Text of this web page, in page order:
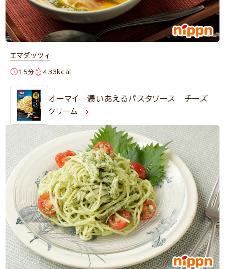
エマダッツィ
15分 433kcal
オーマイ 濃いあえるパスタソース チーズ
クリーム